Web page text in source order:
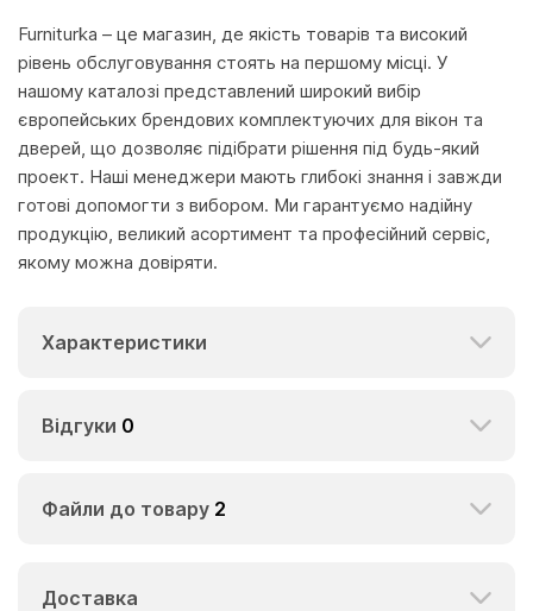
Furniturka – це магазин, де якість товарів та високий
рівень обслуговування стоять на першому місці. У
нашому каталозі представлений широкий вибір
європейських брендових комплектуючих для вікон та
дверей, що дозволяє підібрати рішення під будь-який
проект. Наші менеджери мають глибокі знання і завжди
готові допомогти з вибором. Ми гарантуємо надійну
продукцію, великий асортимент та професійний сервіс,
якому можна довіряти.
Характеристики
Відгуки 0
Файли до товару 2
Доставка